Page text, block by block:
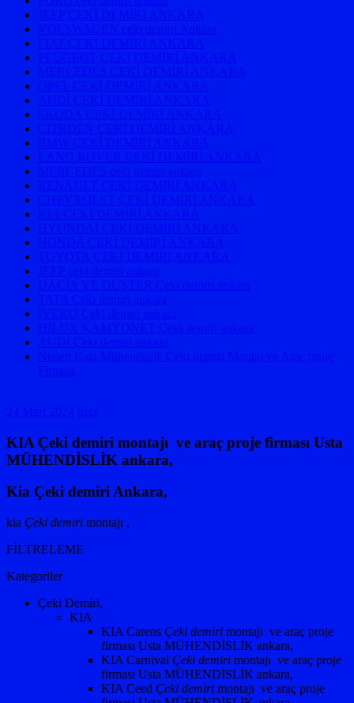
KIA Çeki demiri montajı ve araç proje firması Usta
MÜHENDİSLİK ankara,
Kia Çeki demiri Ankara,
kia Çeki demiri montajı ,
FİLTRELEME
Kategoriler
Çeki Demiri,
KIA
KIA Carens Çeki demiri montajı ve araç proje
firması Usta MÜHENDİSLİK ankara,
KIA Carnival Çeki demiri montajı ve araç proje
firması Usta MÜHENDİSLİK ankara,
KIA Ceed Çeki demiri montajı ve araç proje